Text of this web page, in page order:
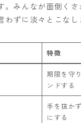
。みんなが面倒く
ずに淡々とこなし
特徴
期限を守
ンドする
手を抜か
にする